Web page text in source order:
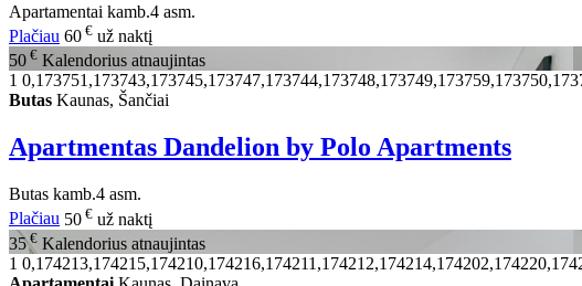
Apartamentai kamb.4 asm.
Plačiau 60 € už naktį
50 € Kalendorius atnaujintas
1
Butas Kaunas, Šančiai
Apartmentas Dandelion by Polo Apartments
Butas kamb.4 asm.
Plačiau 50 € už naktį
35€ Kalendorius atnaujintas
1